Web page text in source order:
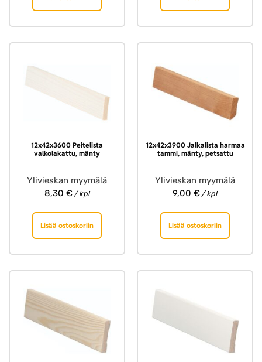
12x42x3600 Peitelista
valkolakattu, mänty
Ylivieskan myymälä
8,30 €/ kpl
Lisää ostoskoriin
12x42x3900 Jalkalista harmaa
tammi, mänty, petsattu
Ylivieskan myymälä
9,00 € / kpl
Lisää ostoskoriin